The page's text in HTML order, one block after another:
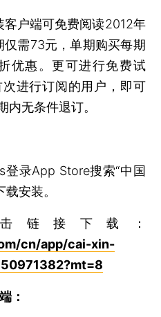
客户端可免费阅读2012年
仅需73元，单期购买每期
优惠。更可进行免费试
进行订阅的用户，即可
内无条件退订。
录App Store搜索“中国
安装。
接下载：
cn/app/cai-xin-
：